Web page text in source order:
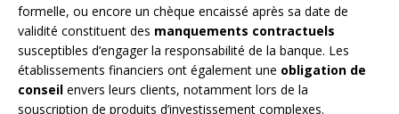
formelle, ou encore un chèque encaissé après sa date de
validité constituent des manquements contractuels
susceptibles d’engager la responsabilité de la banque. Les
établissements financiers ont également une obligation de
conseil envers leurs clients, notamment lors de la
souscription de produits d’investissement complexes.